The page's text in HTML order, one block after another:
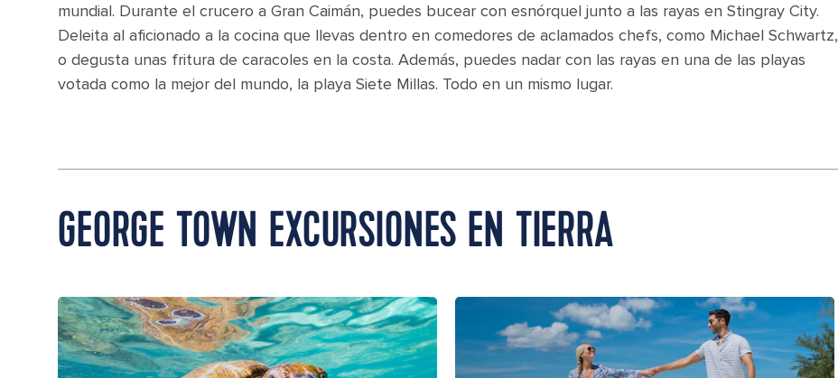
mundial. Durante el crucero a Gran Caimán, puedes bucear con esnórquel junto a las rayas en Stingray City.
Deleita al aficionado a la cocina que llevas dentro en comedores de aclamados chefs, como Michael Schwartz,
o degusta unas fritura de caracoles en la costa. Además, puedes nadar con las rayas en una de las playas
votada como la mejor del mundo, la playa Siete Millas. Todo en un mismo lugar.
GEORGE TOWN EXCURSIONES EN TIERRA